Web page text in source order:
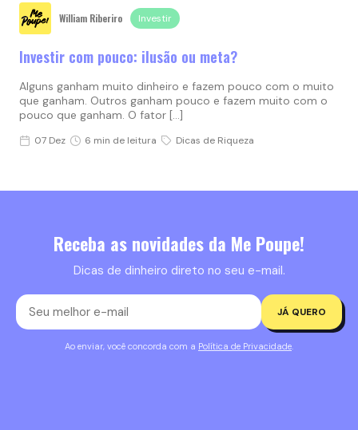
William Riberiro Investir
Investir com pouco: ilusão ou meta?
Alguns ganham muito dinheiro e fazem pouco com o muito
que ganham. Outros ganham pouco e fazem muito com o
pouco que ganham. O fator […]
07 Dez 6 min de leitura Dicas de Riqueza
Receba as novidades da Me Poupe!
Dicas de dinheiro direto no seu e-mail.
JÁ QUERO
Ao enviar, você concorda com a Política de Privacidade.